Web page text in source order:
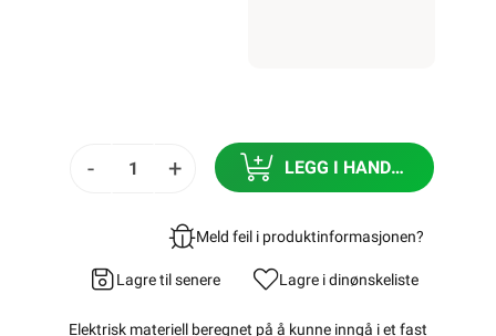
- + LEGG I HANDLEKURV
Meld feil i produktinformasjonen?
Lagre til senere Lagre i dinønskeliste
Elektrisk materiell beregnet på å kunne inngå i et fast